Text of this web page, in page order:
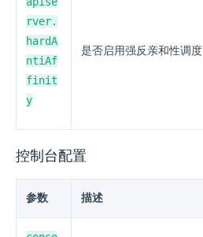
rver.
hardA
ntiAf
finit
y
是否启用强反亲和性调度
控制台配置
参数 描述